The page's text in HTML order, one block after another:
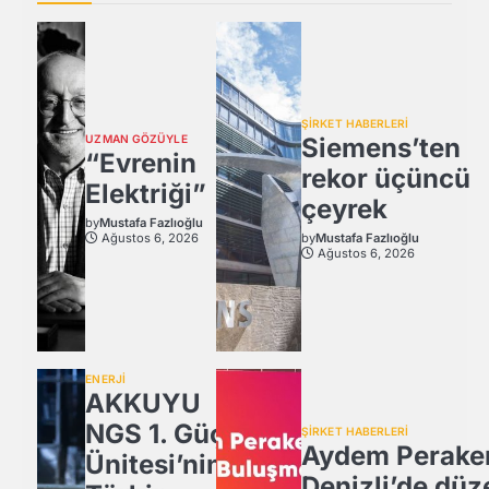
UZMAN GÖZÜYLE
“Evrenin
Elektriği”
byMustafa Fazlıoğlu
Ağustos 6, 2026
ŞİRKET HABERLERİ
Siemens’ten
rekor üçüncü
çeyrek
byMustafa Fazlıoğlu
Ağustos 6, 2026
ENERJİ
AKKUYU
NGS 1. Güç
Ünitesi’nin
ŞİRKET HABERLERİ
Aydem